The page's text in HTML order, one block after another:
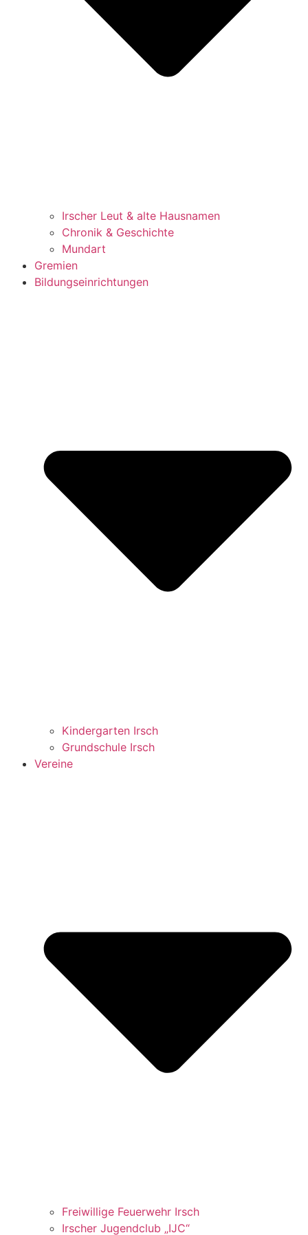
Irscher Leut & alte Hausnamen
Chronik & Geschichte
Mundart
Gremien
Bildungseinrichtungen
Kindergarten Irsch
Grundschule Irsch
Vereine
Freiwillige Feuerwehr Irsch
Irscher Jugendclub „IJC“